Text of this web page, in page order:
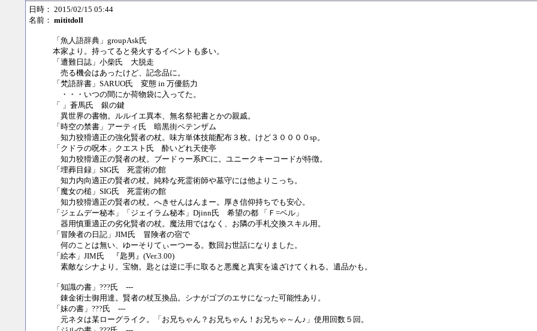
日時： 2015/02/15 05:44
名前： mititdoll
「魚人語辞典」groupAsk氏
本家より。持ってると発火するイベントも多い。
「遭難日誌」小柴氏 大脱走
売る機会はあったけど、記念品に。
「梵語辞書」SARUO氏 変態 in 万優筋力
・・・いつの間にか荷物袋に入ってた。
「 」蒼馬氏 銀の鍵
異世界の書物。ルルイエ異本、無名祭祀書とかの親戚。
「時空の禁書」アーティ氏 暗黒街ペテンザム
知力狡猾適正の強化賢者の杖。味方単体技能配布３枚。けど３００００sp。
「クドラの呪本」クエスト氏 酔いどれ天使亭
知力狡猾適正の賢者の杖。ブードゥー系PCに。ユニークキーコードが特徴。
「埋葬目録」SIG氏 死霊術の館
知力内向適正の賢者の杖。純粋な死霊術師や墓守には他よりこっち。
「魔女の槌」SIG氏 死霊術の館
知力狡猾適正の賢者の杖。へきせんはんまー。厚き信仰持ちでも安心。
「ジェムデー秘本」「ジェイラム秘本」Djinn氏 希望の都 「Ｆ=ベル」
器用慎重適正の劣化賢者の杖。魔法用ではなく、お隣の手札交換スキル用。
「冒険者の日記」JIM氏 冒険者の宿で
何のことは無い、ゆーそりてぃーつーる。数回お世話になりました。
「絵本」JIM氏 『匙男』(Ver.3.00)
素敵なシナより。宝物。匙とは逆に手に取ると悪魔と真実を遠ざけてくれる。遺品かも。
「知識の書」???氏 ---
錬金術士御用達。賢者の杖互換品。シナがゴブのエサになった可能性あり。
「妹の書」???氏 ---
元ネタは某ローグライク。「お兄ちゃん？お兄ちゃん！お兄ちゃ～ん♪」使用回数５回。